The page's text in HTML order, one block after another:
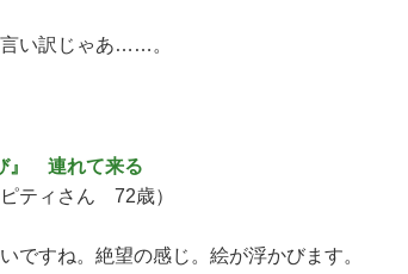
い訳じゃあ……。
』 連れて来る
ティさん 72歳）
ですね。絶望の感じ。絵が浮かびます。